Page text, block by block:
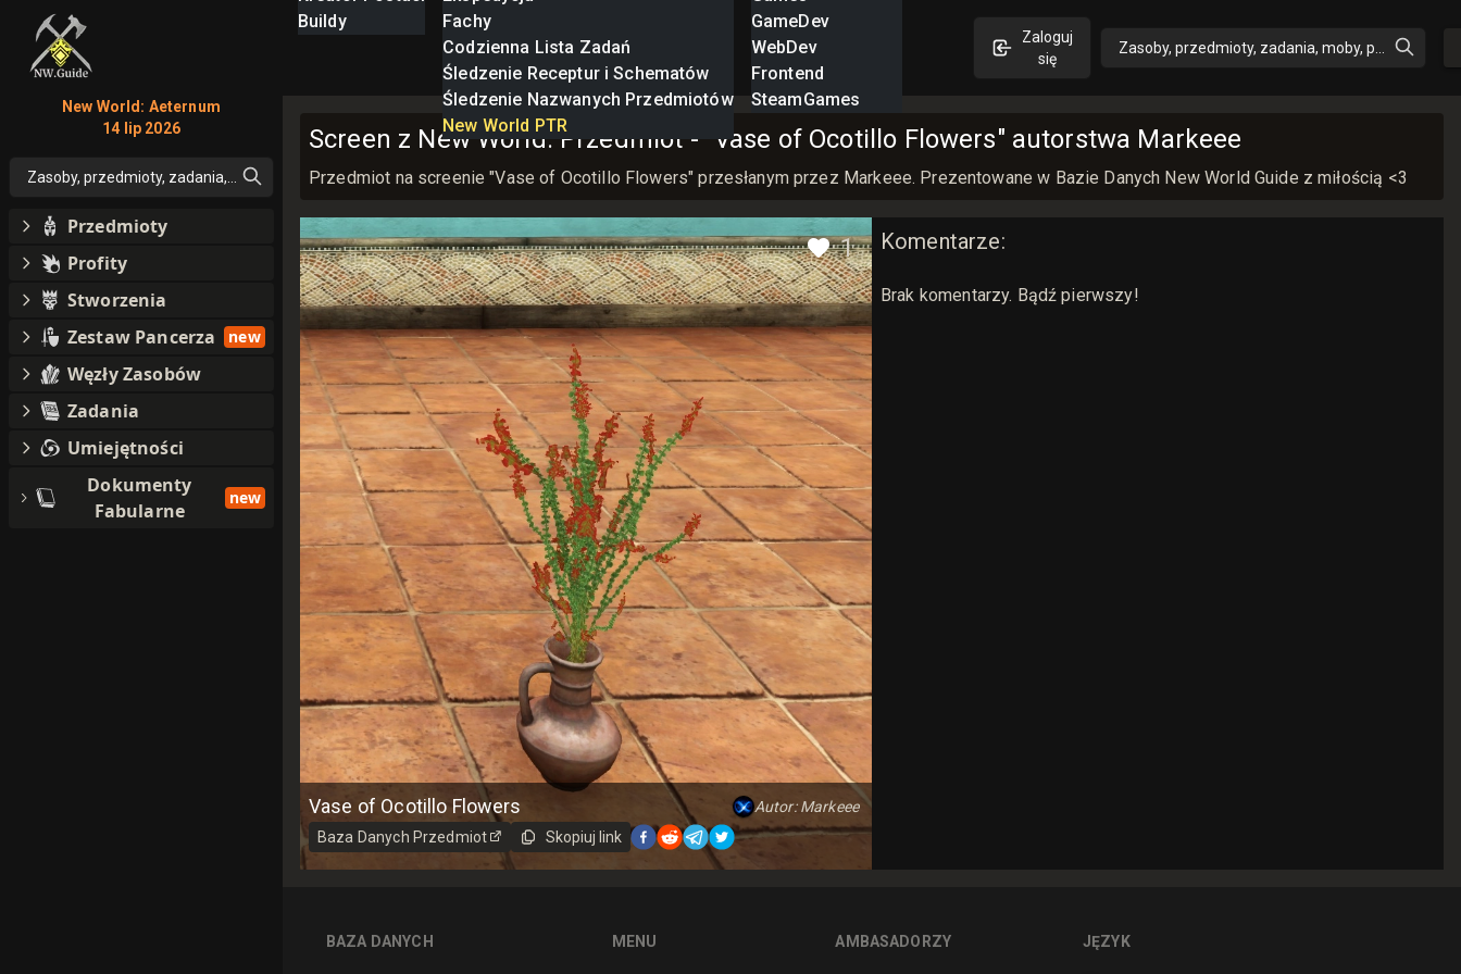
Buildy
Fachy
Codzienna Lista Zadań
Śledzenie Receptur i Schematów
Śledzenie Nazwanych Przedmiotów
New World PTR
GameDev
WebDev
Frontend
SteamGames
Zaloguj
się
Zasoby, przedmioty, zadania, moby, perki,
Screen z New World: Przedmiot - "Vase of Ocotillo Flowers" autorstwa Markeee
Przedmiot na screenie "Vase of Ocotillo Flowers" przesłanym przez Markeee. Prezentowane w Bazie Danych New World Guide z miłością <3
1
Vase of Ocotillo Flowers
Autor: Markeee
Baza Danych Przedmiot Skopiuj link
Komentarze:
Brak komentarzy. Bądź pierwszy!
BAZA DANYCH MENU AMBASADORZY JĘZYK
New World: Aeternum
14 lip 2026
Zasoby, przedmioty, zadania, moby, perki, umiejętności
Przedmioty
Profity
Stworzenia
Zestaw Pancerza
new
Węzły Zasobów
Zadania
Umiejętności
Dokumenty
Fabularne
new